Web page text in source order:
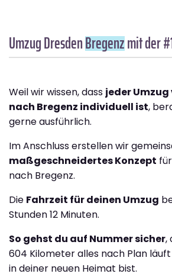
Umzug DresdenBregenzmit der
Weil wir wissen, dass jeder Umzug
nach Bregenz individuell ist,
gerne ausführlich.
Im Anschluss erstellen wir
maßgeschneidertes Konzept
nach Bregenz.
Die Fahrzeit für deinen Umzug
Stunden 12 Minuten.
So gehst du auf Nummer sicher,
604 Kilometer alles nach Plan
in deiner neuen Heimat bist.